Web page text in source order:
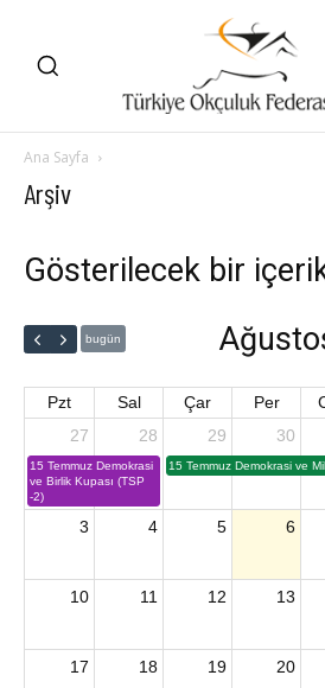
Ana Sayfa
Arşiv
Gösterilecek bir
bugün
Pzt Sal Çar Per
27
15 Temmuz Demokrasi
ve Birlik Kupası (TSP
-2)
28 29
15 Temmuz Demokrasi ve
30
3 4 5 6
10 11 12 13
17 18 19 20